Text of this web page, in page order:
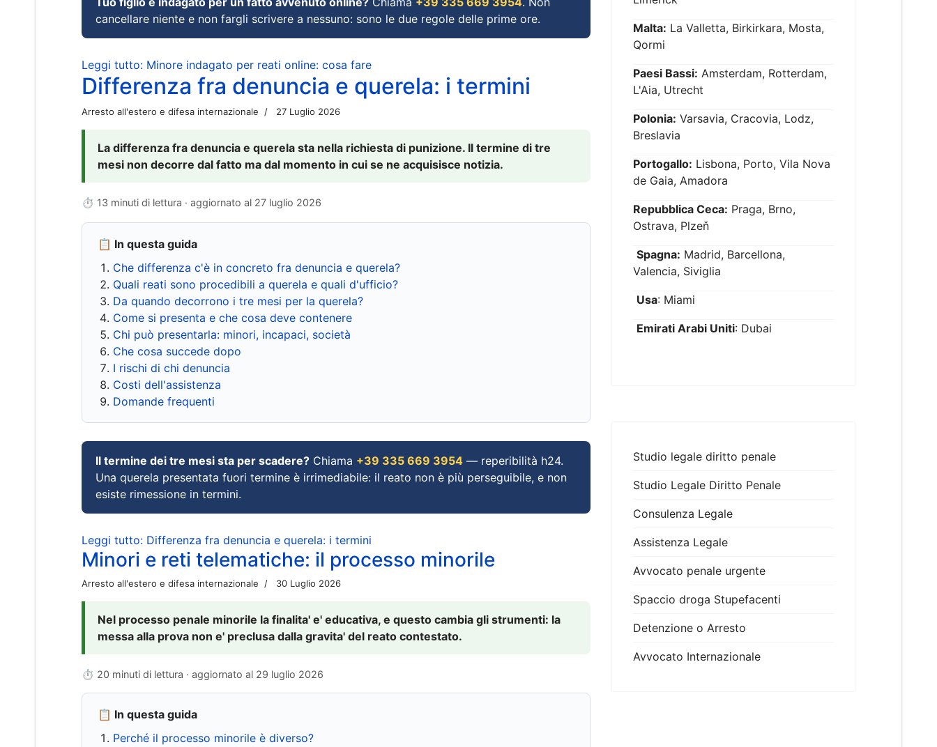
cancellare niente e non fargli scrivere a nessuno: sono le due regole delle prime ore.
Leggi tutto: Minore indagato per reati online: cosa fare
Differenza fra denuncia e querela: i termini
Arresto all'estero e difesa internazionale 27 Luglio 2026
La differenza fra denuncia e querela sta nella richiesta di punizione. Il termine di tre
mesi non decorre dal fatto ma dal momento in cui se ne acquisisce notizia.
⏱ 13 minuti di lettura · aggiornato al 27 luglio 2026
📋 In questa guida
Che differenza c'è in concreto fra denuncia e querela?
Quali reati sono procedibili a querela e quali d'ufficio?
Da quando decorrono i tre mesi per la querela?
Come si presenta e che cosa deve contenere
Chi può presentarla: minori, incapaci, società
Che cosa succede dopo
I rischi di chi denuncia
Costi dell'assistenza
Domande frequenti
Il termine dei tre mesi sta per scadere? Chiama +39 335 669 3954 — reperibilità h24.
Una querela presentata fuori termine è irrimediabile: il reato non è più perseguibile, e non
esiste rimessione in termini.
Leggi tutto: Differenza fra denuncia e querela: i termini
Minori e reti telematiche: il processo minorile
Arresto all'estero e difesa internazionale 30 Luglio 2026
Nel processo penale minorile la finalita' e' educativa, e questo cambia gli strumenti: la
messa alla prova non e' preclusa dalla gravita' del reato contestato.
⏱ 20 minuti di lettura · aggiornato al 29 luglio 2026
📋 In questa guida
Perché il processo minorile è diverso?
Malta: La Valletta, Birkirkara, Mosta,
Qormi
Paesi Bassi: Amsterdam, Rotterdam,
L'Aia, Utrecht
Polonia: Varsavia, Cracovia, Lodz,
Breslavia
Portogallo: Lisbona, Porto, Vila Nova
de Gaia, Amadora
Repubblica Ceca: Praga, Brno,
Ostrava, Plzeň
Spagna: Madrid, Barcellona,
Valencia, Siviglia
Usa: Miami
Emirati Arabi Uniti: Dubai
Studio legale diritto penale
Studio Legale Diritto Penale
Consulenza Legale
Assistenza Legale
Avvocato penale urgente
Spaccio droga Stupefacenti
Detenzione o Arresto
Avvocato Internazionale